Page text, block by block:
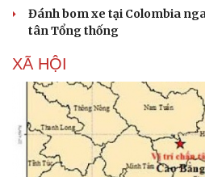
Đánh bom xe tại Colombia
tân Tổng thống
XÃ HỘI